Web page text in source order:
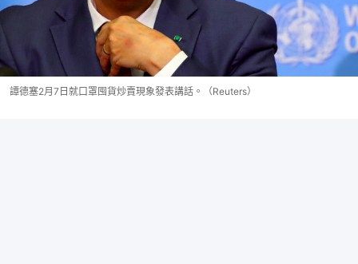
譚德塞2月7日就口罩囤貨炒賣現象發表講話。（Reuters）